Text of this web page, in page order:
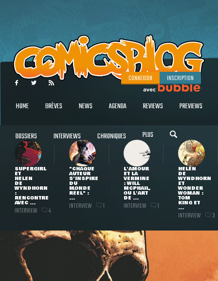
CONNEXION INSCRIPTION
HOME BRÈVES NEWS AGENDA REVIEWS PREVIEWS
DOSSIERS INTERVIEWS CHRONIQUES PLUS
SUPERGIRL
ET
HELEN
DE
WYNDHORN
:
RENCONTRE
AVEC ...
INTERVIEW 4
"CHAQUE
AUTEUR
S'INSPIRE
DU
MONDE
RÉEL" :
...
INTERVIEW 1
L'AMOUR
ET LA
VERMINE
: WILL
MCPHAIL,
OU L'ART
DE ...
INTERVIEW 1
HELEN
DE
WYNDHORN
ET
WONDER
WOMAN :
TOM
KING ET
...
INTERVIEW 3